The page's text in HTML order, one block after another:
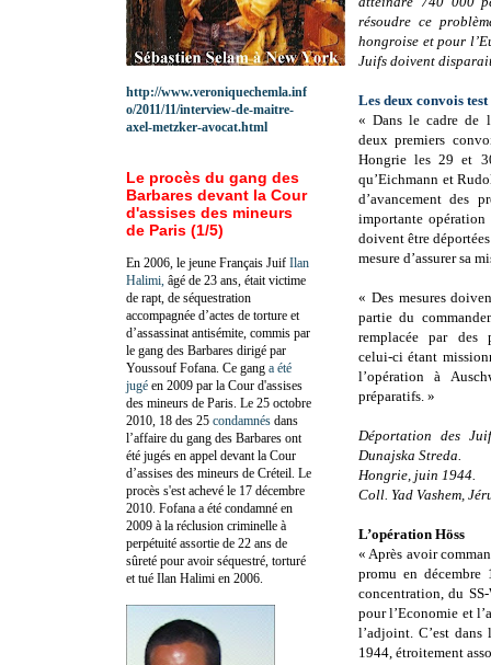
résoudre ce
hongroise et pour
Juifs doivent
Les deux convois
« Dans le cadre de
deux premiers
Hongrie les 29 et
qu’Eichmann et
d’avancement des
importante opération
doivent être
mesure d’assurer sa
« Des mesures
partie du
remplacée par des
celui-ci étant
l’opération à
préparatifs. »
Déportation des
Dunajska Streda.
Hongrie, juin 1944.
Coll. Yad Vashem,
L’opération Höss
« Après avoir
promu en décembre
concentration, du
pour l’Economie et
l’adjoint. C’est
1944, étroitement
http://www.veroniquechemla.inf
o/2011/11/interview-de-maitre-
axel-metzker-avocat.html
Le procès du gang des
Barbares devant la Cour
d'assises des mineurs
de Paris (1/5)
En 2006, le jeune Français Juif Ilan
Halimi, âgé de 23 ans, était victime
de rapt, de séquestration
accompagnée d’actes de torture et
d’assassinat antisémite, commis par
le gang des Barbares dirigé par
Youssouf Fofana. Ce gang a été
jugé en 2009 par la Cour d'assises
des mineurs de Paris. Le 25 octobre
2010, 18 des 25 condamnés dans
l’affaire du gang des Barbares ont
été jugés en appel devant la Cour
d’assises des mineurs de Créteil. Le
procès s'est achevé le 17 décembre
2010. Fofana a été condamné en
2009 à la réclusion criminelle à
perpétuité assortie de 22 ans de
sûreté pour avoir séquestré, torturé
et tué Ilan Halimi en 2006.